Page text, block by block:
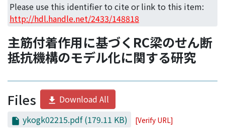
Access Statistics
Library Network
Please use this identifier to cite or link to this item:
http://hdl.handle.net/2433/148818
主筋付着作用に基づくRC梁のせん断
抵抗機構のモデル化に関する研究
Files
Download All
ykogk02215.pdf(179.11 KB) [Verify URL]